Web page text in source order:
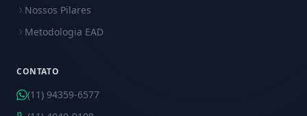
Nossos Pilares
Metodologia EAD
CONTATO
(11) 94359-6577